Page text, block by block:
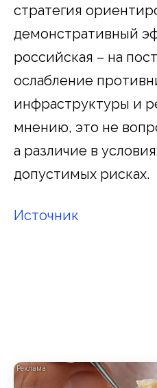
стратегия
демонстративный
российская – на
ослабление
инфраструктуры и
мнению, это не
а различие в
допустимых рисках.
Источник